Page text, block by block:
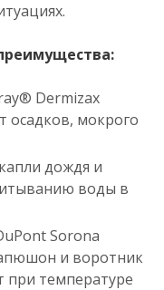
Dermizax
осадков, мокрого
дождя и
воды в
Sorona
и воротник
при температуре